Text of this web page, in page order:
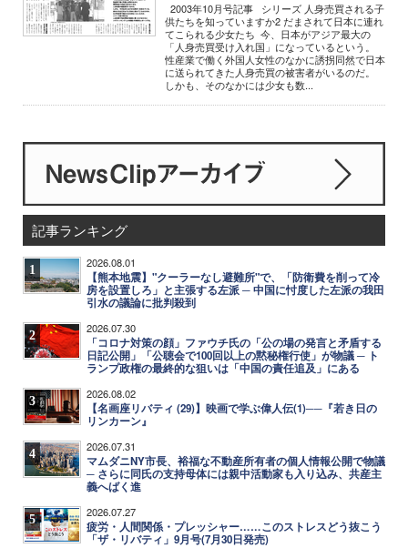
2003年10月号記事 シリーズ 人身売買される子
供たちを知っていますか2 だまされて日本に連れ
てこられる少女たち 今、日本がアジア最大の
「人身売買受け入れ国」になっているという。
性産業で働く外国人女性のなかに誘拐同然で日本
に送られてきた人身売買の被害者がいるのだ。
しかも、そのなかには少女も数...
記事ランキング
1 2026.08.01
【熊本地震】"クーラーなし避難所"で、「防衛費を削って冷
房を設置しろ」と主張する左派 ─ 中国に忖度した左派の我田
引水の議論に批判殺到
2 2026.07.30
「コロナ対策の顔」ファウチ氏の「公の場の発言と矛盾する
日記公開」「公聴会で100回以上の黙秘権行使」が物議 ─ ト
ランプ政権の最終的な狙いは「中国の責任追及」にある
3 2026.08.02
【名画座リバティ (29)】映画で学ぶ偉人伝(1)──『若き日の
リンカーン』
4 2026.07.31
マムダニNY市長、裕福な不動産所有者の個人情報公開で物議
─ さらに同氏の支持母体には親中活動家も入り込み、共産主
義へばく進
5 2026.07.27
疲労・人間関係・プレッシャー……このストレスどう抜こう
「ザ・リバティ」9月号(7月30日発売)